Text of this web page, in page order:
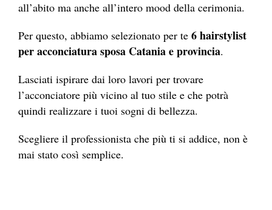
all’abito ma anche all’intero mood della cerimonia.
Per questo, abbiamo selezionato per te 6hairstylist
per acconciatura sposa Catania e provincia.
Lasciati ispirare dai loro lavori per trovare
l’acconciatore più vicino al tuo stile e che potrà
quindi realizzare i tuoi sogni di bellezza.
Scegliere il professionista che più ti si addice, non è
mai stato così semplice.